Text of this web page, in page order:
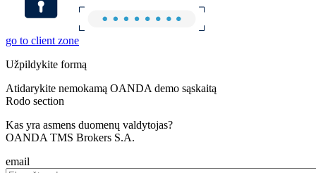
go to client zone
Užpildykite formą
Atidarykite nemokamą OANDA demo sąskaitą
Rodo section
Kas yra asmens duomenų valdytojas?
OANDA TMS Brokers S.A.
email